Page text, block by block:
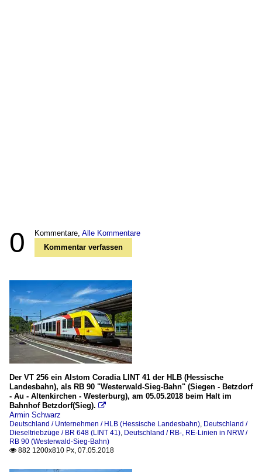
0 Kommentare, Alle Kommentare
Kommentar verfassen
Der VT 256 ein Alstom Coradia LINT 41 der HLB (Hessische
Landesbahn), als RB 90 "Westerwald-Sieg-Bahn" (Siegen - Betzdorf
- Au - Altenkirchen - Westerburg), am 05.05.2018 beim Halt im
Bahnhof Betzdorf(Sieg). 
Armin Schwarz
Deutschland / Unternehmen / HLB (Hessische Landesbahn), Deutschland /
Dieseltriebzüge / BR 648 (LINT 41), Deutschland / RB-, RE-Linien in NRW /
RB 90 (Westerwald-Sieg-Bahn)
 882 1200x810 Px, 07.05.2018